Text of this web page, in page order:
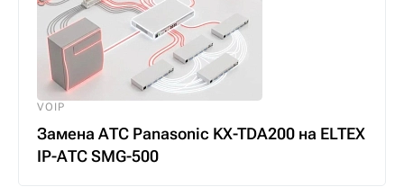
VOIP
Замена АТС Panasonic KX-TDA200 на ELTEX
IP-АТС SMG-500